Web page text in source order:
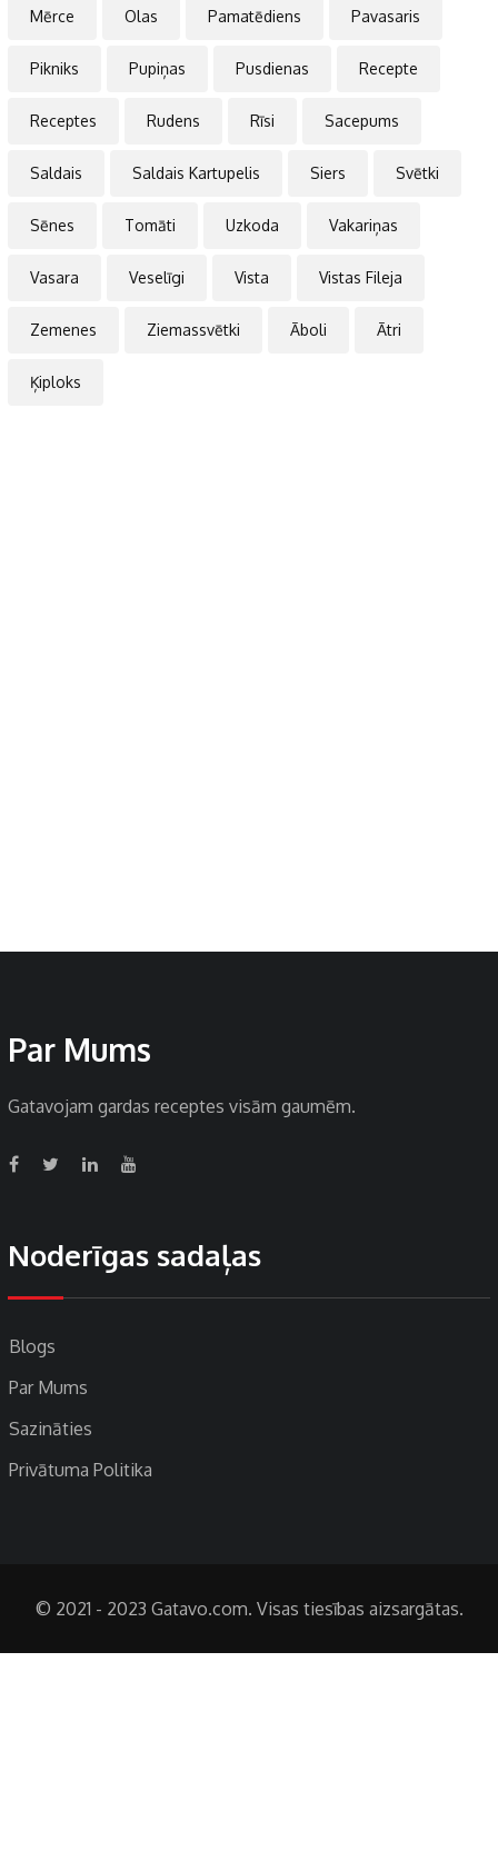
Mērce Olas Pamatēdiens Pavasaris
Pikniks Pupiņas Pusdienas Recepte
Receptes Rudens Rīsi Sacepums
Saldais Saldais Kartupelis Siers Svētki
Sēnes Tomāti Uzkoda Vakariņas
Vasara Veselīgi Vista Vistas Fileja
Zemenes Ziemassvētki Āboli Ātri
Ķiploks
Par Mums
Gatavojam gardas receptes visām gaumēm.
Noderīgas sadaļas
Blogs
Par Mums
Sazināties
Privātuma Politika
© 2021 - 2023 Gatavo.com. Visas tiesības aizsargātas.